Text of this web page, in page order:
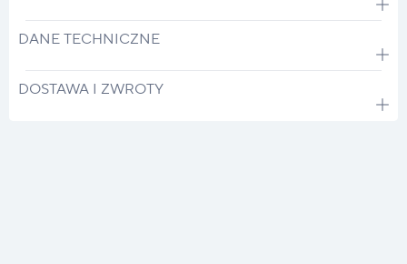
DANE TECHNICZNE
DOSTAWA I ZWROTY